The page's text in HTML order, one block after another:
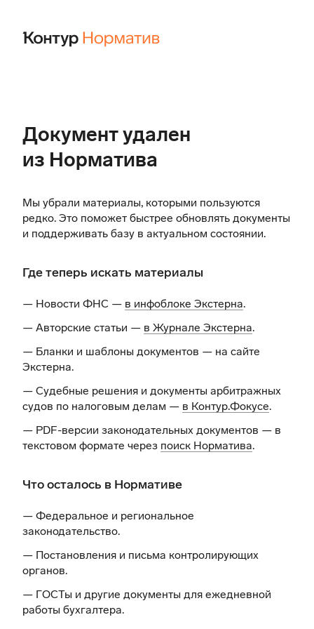
Документ удален
из Норматива
Мы убрали материалы, которыми пользуются
редко. Это поможет быстрее обновлять документы
и поддерживать базу в актуальном состоянии.
Где теперь искать материалы
— Новости ФНС — в инфоблоке Экстерна.
— Авторские статьи — в Журнале Экстерна.
— Бланки и шаблоны документов — на сайте
Экстерна.
— Судебные решения и документы арбитражных
судов по налоговым делам — в Контур.Фокусе.
— PDF-версии законодательных документов — в
текстовом формате через поиск Норматива.
Что осталось в Нормативе
— Федеральное и региональное
законодательство.
— Постановления и письма контролирующих
органов.
— ГОСТы и другие документы для ежедневной
работы бухгалтера.